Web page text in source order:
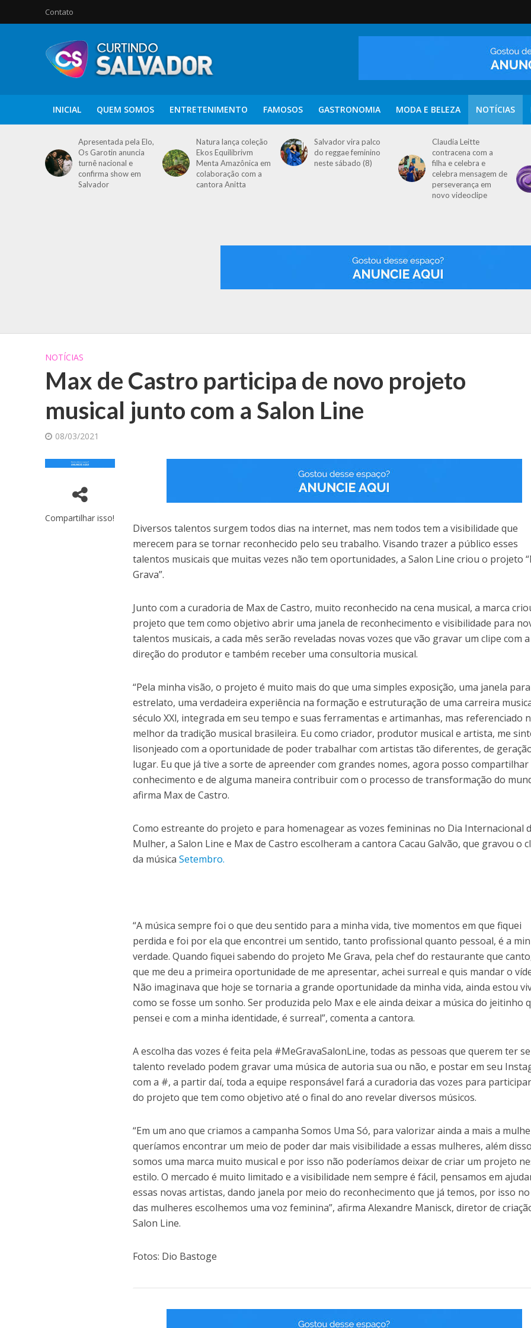
Contato
INICIAL QUEM SOMOS ENTRETENIMENTO FAMOSOS GASTRONOMIA MODA E BELEZA NOTÍCIAS
Apresentada pela Elo,
Os Garotin anuncia
turnê nacional e
confirma show em
Salvador
Natura lança coleção
Ekos Equilibrivm
Menta Amazônica em
colaboração com a
cantora Anitta
Salvador vira palco
do reggae feminino
neste sábado (8)
Claudia Leitte
contracena com a
filha e celebra e
celebra mensagem de
perseverança em
novo videoclipe
NOTÍCIAS
Max de Castro participa de novo projeto
musical junto com a Salon Line
08/03/2021
Compartilhar isso!
Diversos talentos surgem todos dias na internet, mas nem todos tem a visibilidade que
merecem para se tornar reconhecido pelo seu trabalho. Visando trazer a público esses
talentos musicais que muitas vezes não tem oportunidades, a Salon Line criou o projeto
Grava”.
Junto com a curadoria de Max de Castro, muito reconhecido na cena musical, a marca
projeto que tem como objetivo abrir uma janela de reconhecimento e visibilidade para
talentos musicais, a cada mês serão reveladas novas vozes que vão gravar um clipe com a
direção do produtor e também receber uma consultoria musical.
“Pela minha visão, o projeto é muito mais do que uma simples exposição, uma janela
estrelato, uma verdadeira experiência na formação e estruturação de uma carreira
século XXl, integrada em seu tempo e suas ferramentas e artimanhas, mas referenciado
melhor da tradição musical brasileira. Eu como criador, produtor musical e artista, me
lisonjeado com a oportunidade de poder trabalhar com artistas tão diferentes, de
lugar. Eu que já tive a sorte de apreender com grandes nomes, agora posso compartilhar
conhecimento e de alguma maneira contribuir com o processo de transformação do
afirma Max de Castro.
Como estreante do projeto e para homenagear as vozes femininas no Dia Internacional
Mulher, a Salon Line e Max de Castro escolheram a cantora Cacau Galvão, que gravou o
da músicaSetembro.
“A música sempre foi o que deu sentido para a minha vida, tive momentos em que fiquei
perdida e foi por ela que encontrei um sentido, tanto profissional quanto pessoal, é a
verdade. Quando fiquei sabendo do projeto Me Grava, pela chef do restaurante que
que me deu a primeira oportunidade de me apresentar, achei surreal e quis mandar o
Não imaginava que hoje se tornaria a grande oportunidade da minha vida, ainda estou
como se fosse um sonho. Ser produzida pelo Max e ele ainda deixar a música do jeitinho
pensei e com a minha identidade, é surreal”, comenta a cantora.
A escolha das vozes é feita pela #MeGravaSalonLine, todas as pessoas que querem ter
talento revelado podem gravar uma música de autoria sua ou não, e postar em seu
com a #, a partir daí, toda a equipe responsável fará a curadoria das vozes para
do projeto que tem como objetivo até o final do ano revelar diversos músicos.
“Em um ano que criamos a campanha Somos Uma Só, para valorizar ainda a mais a
queríamos encontrar um meio de poder dar mais visibilidade a essas mulheres, além disso
somos uma marca muito musical e por isso não poderíamos deixar de criar um projeto
estilo. O mercado é muito limitado e a visibilidade nem sempre é fácil, pensamos em
essas novas artistas, dando janela por meio do reconhecimento que já temos, por isso no
das mulheres escolhemos uma voz feminina”, afirma Alexandre Manisck, diretor de
Salon Line.
Fotos: Dio Bastoge